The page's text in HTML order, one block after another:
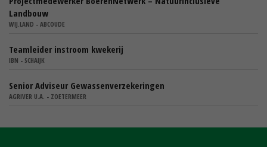
Landbouw
WIJ.LAND - ABCOUDE
Teamleider instroom kwekerij
IBN - SCHAIJK
Senior Adviseur Gewassenverzekeringen
AGRIVER U.A. - ZOETERMEER